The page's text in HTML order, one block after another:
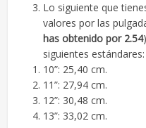
Lo siguiente que
valores por las
has obtenido por 2.54
siguientes estándares:
10”: 25,40 cm.
11”: 27,94 cm.
12”: 30,48 cm.
13”: 33,02 cm.